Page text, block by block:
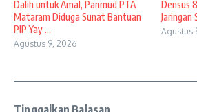
Dalih untuk Amal, Panmud PTA
Mataram Diduga Sunat Bantuan
PIP Yay ...
Agustus 9, 2026
Densus
Jaringan
Agustus
Tinggalkan Balasan